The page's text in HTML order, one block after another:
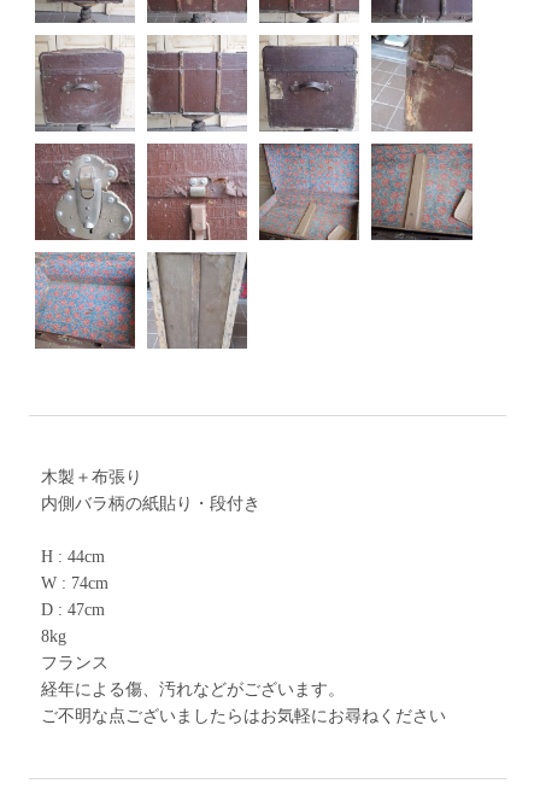
木製＋布張り
内側バラ柄の紙貼り・段付き
H : 44cm
W : 74cm
D : 47cm
8kg
フランス
経年による傷、汚れなどがございます。
ご不明な点ございましたらはお気軽にお尋ねください